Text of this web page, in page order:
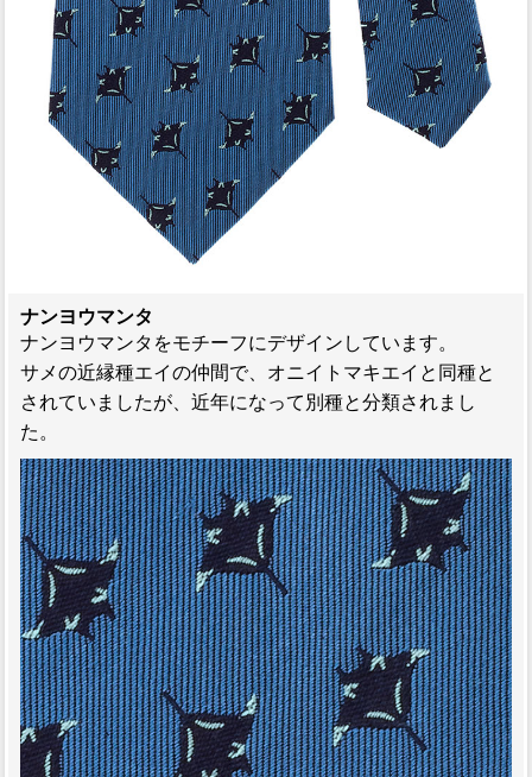
ナンヨウマンタ
ナンヨウマンタをモチーフにデザインしています。
サメの近縁種エイの仲間で、オニイトマキエイと同種と
されていましたが、近年になって別種と分類されまし
た。